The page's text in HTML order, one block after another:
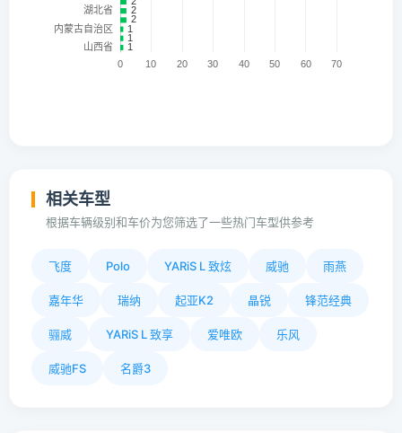
相关车型
根据车辆级别和车价为您筛选了一些热门车型供参考
飞度 Polo YARiS L 致炫 威驰 雨燕
嘉年华 瑞纳 起亚K2 晶锐 锋范经典
骊威 YARiS L 致享 爱唯欧 乐风
威驰FS 名爵3